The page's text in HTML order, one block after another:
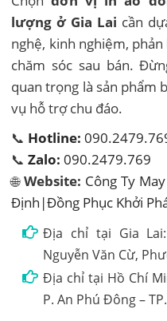
lượng ở Gia Lai cần
nghệ, kinh nghiệm,
chăm sóc sau bán.
quan trọng là sản phẩm
vụ hỗ trợ chu đáo.
📞 Hotline:
📞Zalo: 090.2479.769
🌐Website: Công Ty
Định|Đồng Phục Khởi
Địa chỉ tại Gia Lai:
Nguyễn Văn Cừ,
Địa chỉ tại Hồ Chí
P. An Phú Đông –